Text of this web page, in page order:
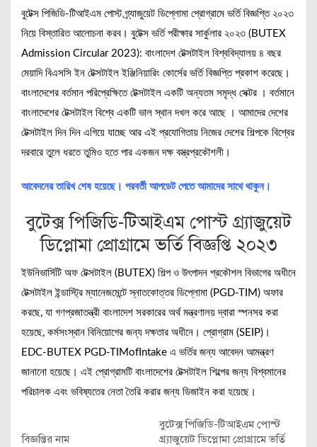
বুটেক্স পিজিডি-টিআইএম পোস্ট গ্র্যাজুয়েট ডিপ্লোমা প্রোগ্রামে ভর্তি বিজ্ঞপ্তি ২০২৩
নিয়ে বিস্তারিত আলোচনা করব। বুটেক্স ভর্তি পরীক্ষার সার্কুলার ২০২৩ (BUTEX
Admission Circular 2023): বাংলাদেশ টেক্সটাইল বিশ্ববিদ্যালয় ৪ বছর
মেয়াদি বিএসসি ইন টেক্সটাইল ইঞ্জিনিয়ারিং কোর্সের ভর্তি বিজ্ঞপ্তি প্রকাশ করেছে।
বাংলাদেশের বর্তমান পরিপ্রেক্ষিতে টেক্সটাইল একটি অন্যতম সমৃদ্ধ সেক্টর । বর্তমানে
বাংলাদেশের টেক্সটাইল বিশ্বে একটি ভাল স্থান দখল করে আছে । আমাদের দেশের
টেক্সটাইল দিন দিন এগিয়ে যাচ্ছে আর এই প্রযোগিতায় নিজের দেশের শিল্পকে বিশ্বের
দরবারে তুলে ধরতে তুমিও হতে পার একজন দক্ষ বস্ত্রপ্রকৌশলী।
আবেদনের তারিখ শেষ হয়েছে। পরবর্তী আপডেট পেতে আমাদের সাথে থাকুন।
বুটেক্স পিজিডি-টিআইএম পোস্ট গ্র্যাজুয়েট
ডিপ্লোমা প্রোগ্রামে ভর্তি বিজ্ঞপ্তি ২০২৩
ইউনিভার্সিটি অফ টেক্সটাইল (BUTEX) শিল্প ও উৎপাদন প্রকৌশল বিভাগের অধীনে
টেক্সটাইল ইন্ডাস্ট্রি ম্যানেজমেন্টে স্নাতকোত্তর ডিপ্লোমা (PGD-TIM) অফার
করছে, যা গণপ্রজাতন্ত্রী বাংলাদেশ সরকারের অর্থ মন্ত্রণালয় দ্বারা স্পনসর করা
হয়েছে, কর্মসংস্থান বিনিয়োগের জন্য দক্ষতার অধীনে। প্রোগ্রাম (SEIP)।
EDC-BUTEX PGD-TIMofIntake এ ভর্তির জন্য আবেদন আমন্ত্রণ
জানানো হয়েছে। এই প্রোগ্রামটি বাংলাদেশের টেক্সটাইল শিল্পের জন্য বিশ্বমানের
পরিচালক এবং ভবিষ্যতের নেতা তৈরি করার জন্য ডিজাইন করা হয়েছে।
বিজ্ঞপ্তির নাম
বুটেক্স পিজিডি-টিআইএম পোস্ট
গ্র্যাজুয়েট ডিপ্লোমা প্রোগ্রামে ভর্তি